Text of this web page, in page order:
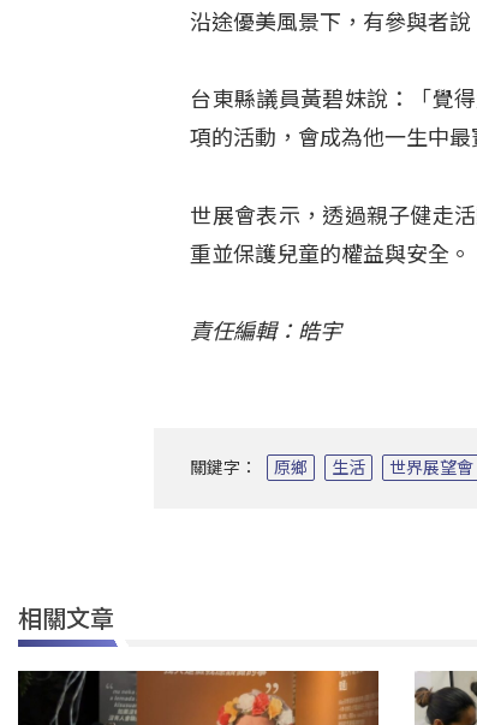
沿途優美風景下，有參與者
台東縣議員黃碧妹說：「覺
項的活動，會成為他一生中最
世展會表示，透過親子健走
重並保護兒童的權益與安全。
責任編輯：皓宇
關鍵字： 原鄉 生活 世界展望會
相關文章